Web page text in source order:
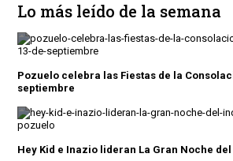
Lo más leído de la semana
Pozuelo celebra las Fiestas de la
septiembre
Hey Kid e Inazio lideran La Gran Noche